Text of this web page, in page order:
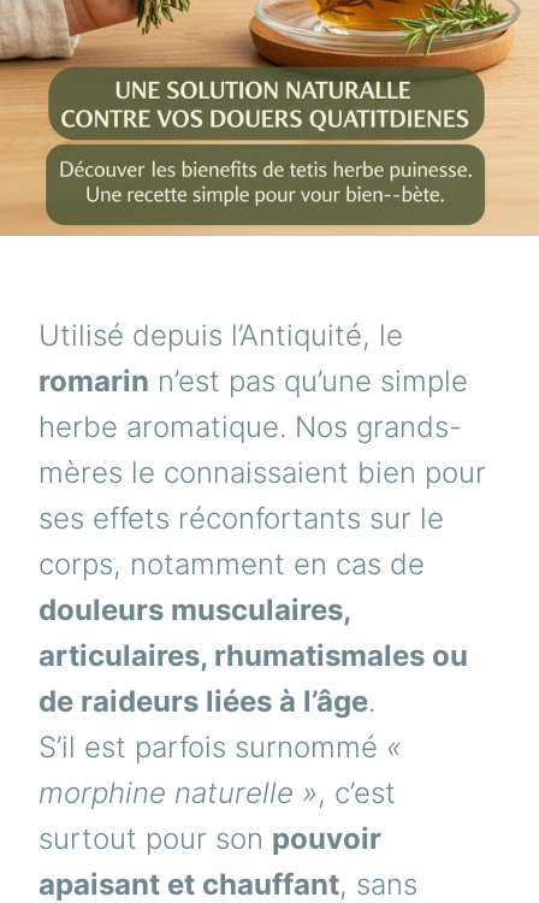
Utilisé depuis l’Antiquité, le
romarin n’est pas qu’une simple
herbe aromatique. Nos grands-
mères le connaissaient bien pour
ses effets réconfortants sur le
corps, notamment en cas de
douleurs musculaires,
articulaires, rhumatismales ou
de raideurs liées à l’âge.
S’il est parfois surnommé «
morphine naturelle », c’est
surtout pour son pouvoir
apaisant et chauffant, sans